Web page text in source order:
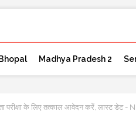
Bhopal Madhya Pradesh 2
परीक्षा के लिए तत्काल आवेदन करें, लास्ट डेट -